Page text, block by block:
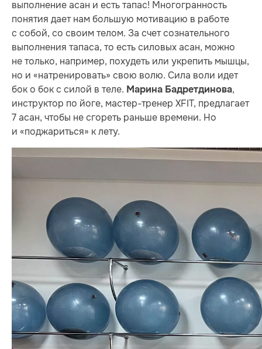
выполнение асан и есть тапас! Многогранность
понятия дает нам большую мотивацию в работе
с собой, со своим телом. За счет сознательного
выполнения тапаса, то есть силовых асан, можно
не только, например, похудеть или укрепить мышцы,
но и «натренировать» свою волю. Сила воли идет
бок о бок с силой в теле. Марина Бадретдинова,
инструктор по йоге, мастер-тренер XFIT, предлагает
7 асан, чтобы не сгореть раньше времени. Но
и «поджариться» к лету.